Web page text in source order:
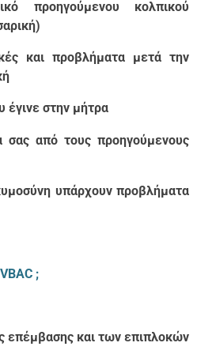
προηγούμενου κολπικού
και προβλήματα μετά την
έγινε στην μήτρα
σας από τους προηγούμενους
υπάρχουν προβλήματα
VBAC ;
επέμβασης και των επιπλοκών